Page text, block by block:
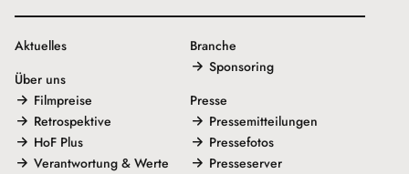
Aktuelles
Über uns
Filmpreise
Retrospektive
HoF Plus
Verantwortung & Werte
Branche
Sponsoring
Presse
Pressemitteilungen
Pressefotos
Presseserver